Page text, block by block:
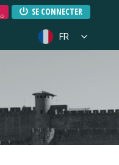
SE CONNECTER
FR